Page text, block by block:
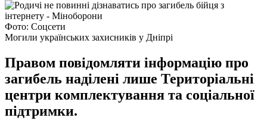
Фото: Соцсети
Могили українських захисників у Дніпрі
Правом повідомляти інформацію про
загибель наділені лише Територіальні
центри комплектування та соціальної
підтримки.